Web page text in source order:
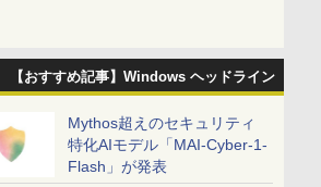
【おすすめ記事】Windows ヘッドライン
Mythos超えのセキュリティ
特化AIモデル「MAI-Cyber-1-
Flash」が発表